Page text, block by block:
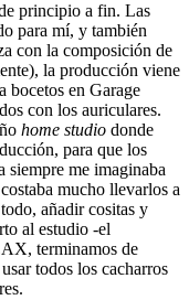
principio a fin. Las
para mí, y también
con la composición de
la producción viene
bocetos en Garage
con los auriculares.
home studio donde
para que los
siempre me imaginaba
mucho llevarlos a
añadir cositas y
al estudio -el
terminamos de
todos los cacharros